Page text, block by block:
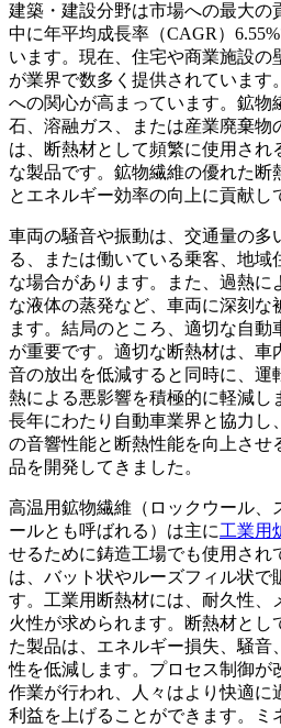
建築・建設分野は市場への最大の
中に年平均成長率（CAGR）
います。現在、住宅や商業施設の
が業界で数多く提供されています
への関心が高まっています。鉱物
石、溶融ガス、または産業廃棄物
は、断熱材として頻繁に使用され
な製品です。鉱物繊維の優れた断
とエネルギー効率の向上に貢献し
車両の騒音や振動は、交通量の多
る、または働いている乗客、地
な場合があります。また、過熱に
な液体の蒸発など、車両に深刻な
ます。結局のところ、適切な自動
が重要です。適切な断熱材は、車
音の放出を低減すると同時に、運
熱による悪影響を積極的に軽減し
長年にわたり自動車業界と協力し
の音響性能と断熱性能を向上させ
品を開発してきました。
高温用鉱物繊維（ロックウール、
ールとも呼ばれる）は主に工業用
せるために鋳造工場でも使用され
は、バット状やルーズフィル状で
す。工業用断熱材には、耐久性、
火性が求められます。断熱材とし
た製品は、エネルギー損失、騒音
性を低減します。プロセス制御が
作業が行われ、人々はより快適に
利益を上げることができます。ミ